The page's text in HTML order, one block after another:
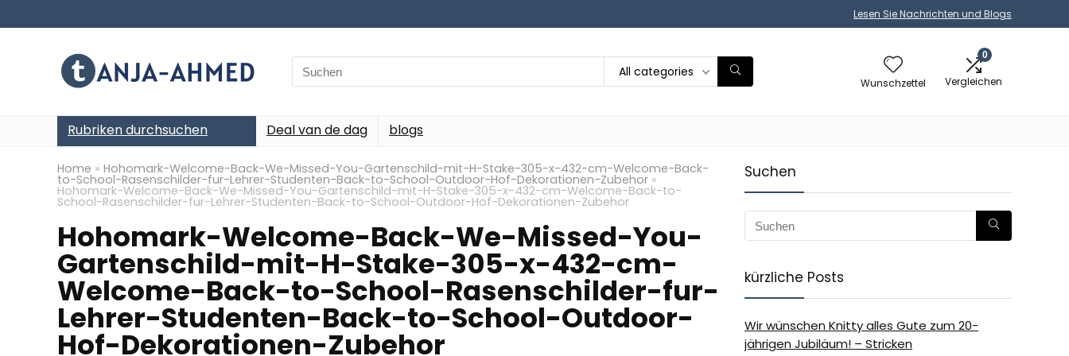
Lesen Sie Nachrichten und Blogs
Search
for:
All categories
Wunschzettel
0
Vergleichen
Rubriken durchsuchen Deal van de dag blogs
Home » Hohomark-Welcome-Back-We-Missed-You-Gartenschild-mit-H-Stake-305-x-432-cm-Welcome-Back-
to-School-Rasenschilder-fur-Lehrer-Studenten-Back-to-School-Outdoor-Hof-Dekorationen-Zubehor »
Hohomark-Welcome-Back-We-Missed-You-Gartenschild-mit-H-Stake-305-x-432-cm-Welcome-Back-to-
School-Rasenschilder-fur-Lehrer-Studenten-Back-to-School-Outdoor-Hof-Dekorationen-Zubehor
Hohomark-Welcome-Back-We-Missed-You-
Gartenschild-mit-H-Stake-305-x-432-cm-
Welcome-Back-to-School-Rasenschilder-fur-
Lehrer-Studenten-Back-to-School-Outdoor-
Hof-Dekorationen-Zubehor
Suchen
kürzliche Posts
Wir wünschen Knitty alles Gute zum 20-
jährigen Jubiläum! – Stricken